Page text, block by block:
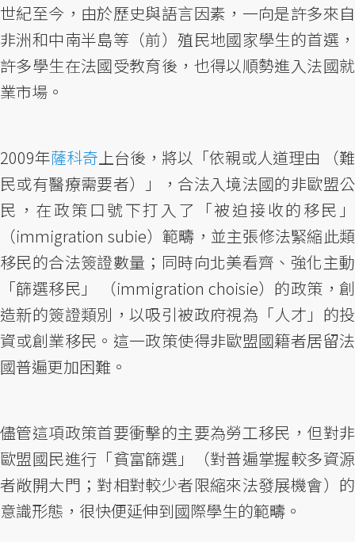
世紀至今，由於歷史與語言因素，一向是許多來自
非洲和中南半島等（前）殖民地國家學生的首選，
許多學生在法國受教育後，也得以順勢進入法國就
業市場。
2009年薩科奇上台後，將以「依親或人道理由 （難
民或有醫療需要者）」，合法入境法國的非歐盟公
民，在政策口號下打入了「被迫接收的移民」
（immigration subie）範疇，並主張修法緊縮此類
移民的合法簽證數量；同時向北美看齊、強化主動
「篩選移民」 （immigration choisie）的政策，創
造新的簽證類別，以吸引被政府視為「人才」的投
資或創業移民。這一政策使得非歐盟國籍者居留法
國普遍更加困難。
儘管這項政策首要衝擊的主要為勞工移民，但對非
歐盟國民進行「貧富篩選」（對普遍掌握較多資源
者敞開大門；對相對較少者限縮來法發展機會）的
意識形態，很快便延伸到國際學生的範疇。